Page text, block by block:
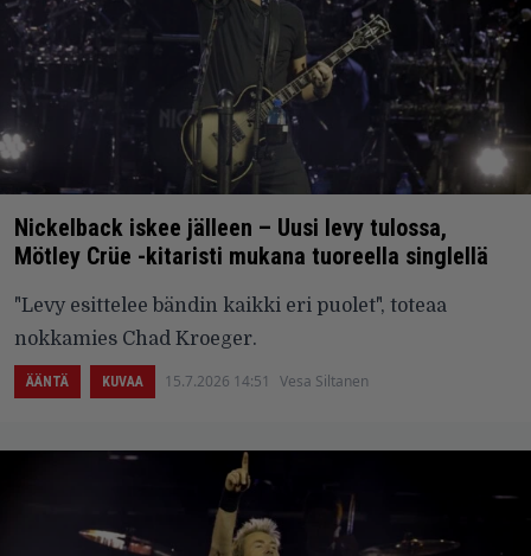
Nickelback iskee jälleen – Uusi levy tulossa,
Mötley Crüe -kitaristi mukana tuoreella singlellä
"Levy esittelee bändin kaikki eri puolet", toteaa
nokkamies Chad Kroeger.
ÄÄNTÄ KUVAA 15.7.2026 14:51 Vesa Siltanen